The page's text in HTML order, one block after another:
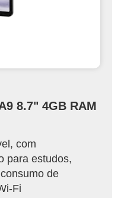
8.7" 4GB RAM
com
para estudos,
de
Fi